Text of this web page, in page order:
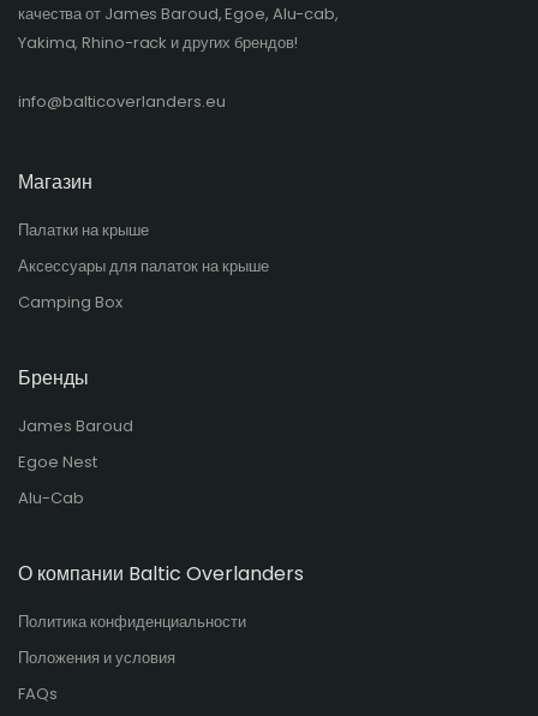
качества от James Baroud, Egoe, Alu-cab,
Yakima, Rhino-rack и других брендов!​
info@balticoverlanders.eu
Магазин
Палатки на крыше
Аксессуары для палаток на крыше
Camping Box
Бренды
James Baroud
Egoe Nest
Alu-Cab
О компании Baltic Overlanders
Политика конфиденциальности
Положения и условия
FAQs